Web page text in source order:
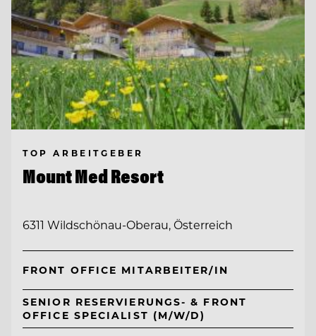
TOP ARBEITGEBER
Mount Med Resort
6311 Wildschönau-Oberau, Österreich
FRONT OFFICE MITARBEITER/IN
SENIOR RESERVIERUNGS- & FRONT
OFFICE SPECIALIST (M/W/D)